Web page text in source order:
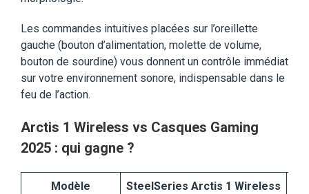
Les commandes intuitives placées sur l’oreillette
gauche (bouton d’alimentation, molette de volume,
bouton de sourdine) vous donnent un contrôle immédiat
sur votre environnement sonore, indispensable dans le
feu de l’action.
Arctis 1 Wireless vs Casques Gaming
2025 : qui gagne ?
Modèle SteelSeries Arctis 1 Wireless